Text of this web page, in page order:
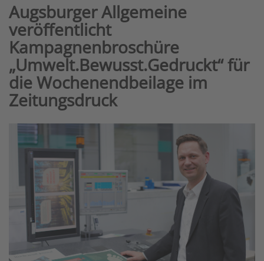
Augsburger Allgemeine
veröffentlicht
Kampagnenbroschüre
„Umwelt.Bewusst.Gedruckt“ für
die Wochenendbeilage im
Zeitungsdruck